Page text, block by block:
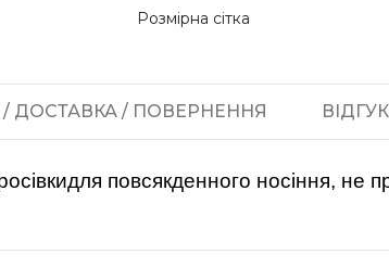
Розмірна сітка
ДОСТАВКА / ПОВЕРНЕННЯ
повсякденного носіння, не